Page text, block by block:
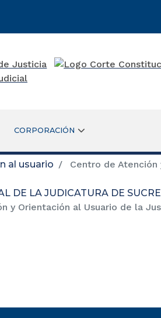
CORPORACIÓN
al usuario Centro de
DE LA JUDICATURA DE SUCRE
y Orientación al Usuario de la